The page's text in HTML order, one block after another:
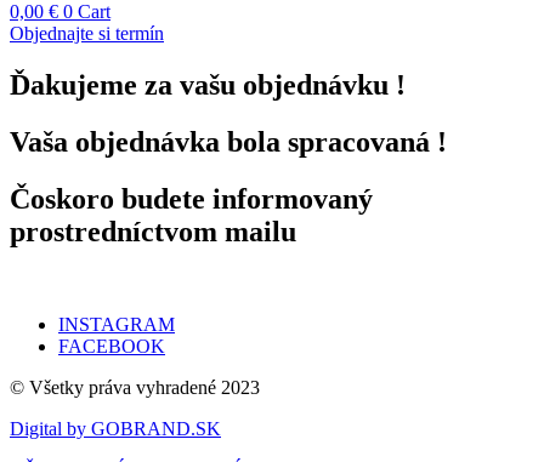
0,00 € 0 Cart
Objednajte si termín
Ďakujeme za vašu objednávku !
Vaša objednávka bola spracovaná !
Čoskoro budete informovaný
prostredníctvom mailu
INSTAGRAM
FACEBOOK
© Všetky práva vyhradené 2023
Digital by GOBRAND.SK